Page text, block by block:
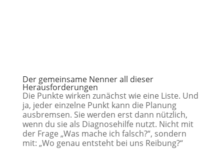
Der gemeinsame Nenner all dieser
Herausforderungen
Die Punkte wirken zunächst wie eine Liste. Und
ja, jeder einzelne Punkt kann die Planung
ausbremsen. Sie werden erst dann nützlich,
wenn du sie als Diagnosehilfe nutzt. Nicht mit
der Frage „Was mache ich falsch?“, sondern
mit: „Wo genau entsteht bei uns Reibung?“